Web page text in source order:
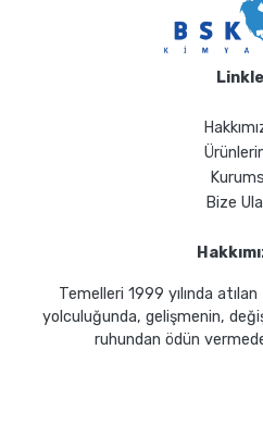
Bize
Temelleri 1999 yılında
yolculuğunda, gelişmenin,
ruhundan ödün